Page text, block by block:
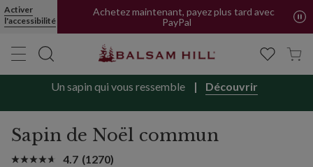
Activer
l'accessibilité
Achetez maintenant, payez plus tard avec
Un sapin qui vous ressemble Découvrir
Sapin de Noël commun
4.7 (1270)